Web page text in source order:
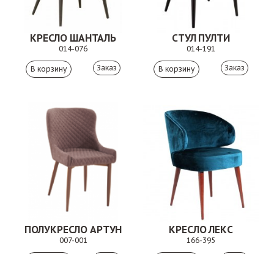
КРЕСЛО ШАНТАЛЬ
014-076
Заказ
СТУЛ ПУЛТИ
014-191
Заказ
ПОЛУКРЕСЛО АРТУН
007-001
КРЕСЛО ЛЕКС
166-395